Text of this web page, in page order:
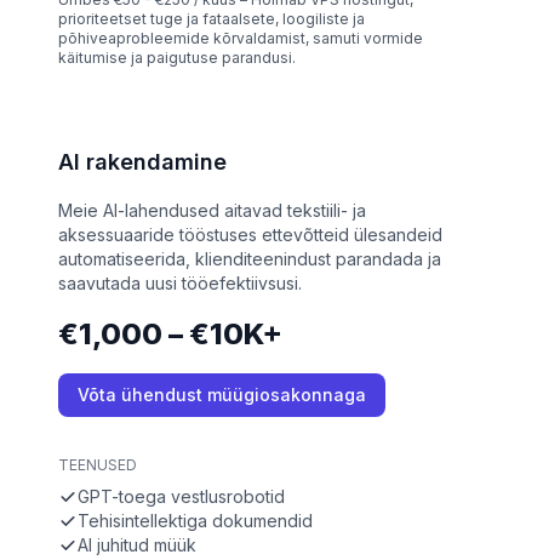
prioriteetset tuge ja fataalsete, loogiliste ja
põhiveaprobleemide kõrvaldamist, samuti vormide
käitumise ja paigutuse parandusi.
AI rakendamine
Meie AI-lahendused aitavad tekstiili- ja
aksessuaaride tööstuses ettevõtteid ülesandeid
automatiseerida, klienditeenindust parandada ja
saavutada uusi tööefektiivsusi.
€1,000 – €10K+
Võta ühendust müügiosakonnaga
TEENUSED
GPT-toega vestlusrobotid
Tehisintellektiga dokumendid
AI juhitud müük